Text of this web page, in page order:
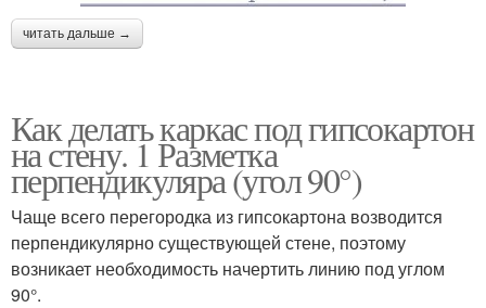
читать дальше →
Как делать каркас под гипсокартон
на стену. 1 Разметка
перпендикуляра (угол 90°)
Чаще всего перегородка из гипсокартона возводится
перпендикулярно существующей стене, поэтому
возникает необходимость начертить линию под углом
90°.